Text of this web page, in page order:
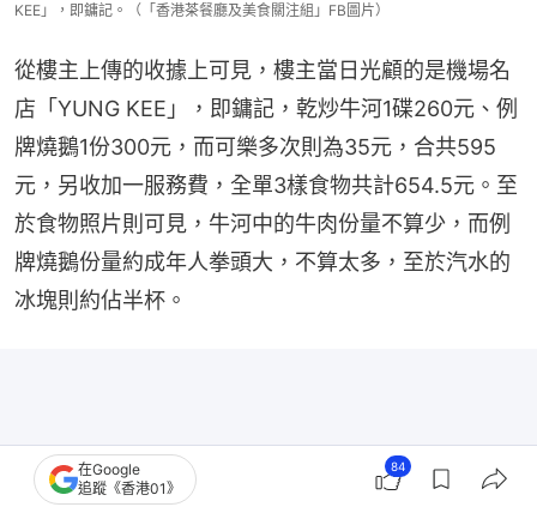
KEE」，即鏞記。（「香港茶餐廳及美食關注組」FB圖片）
從樓主上傳的收據上可見，樓主當日光顧的是機場名
店「YUNG KEE」，即鏞記，乾炒牛河1碟260元、例
牌燒鵝1份300元，而可樂多次則為35元，合共595
元，另收加一服務費，全單3樣食物共計654.5元。至
於食物照片則可見，牛河中的牛肉份量不算少，而例
牌燒鵝份量約成年人拳頭大，不算太多，至於汽水的
冰塊則約佔半杯。
在Google
追蹤《香港01》
84